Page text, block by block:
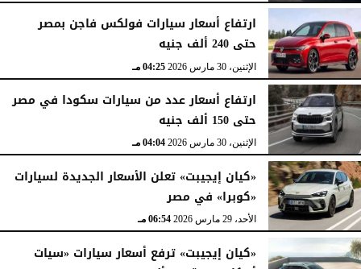
ارتفاع أسعار سيارات فولكس فاجن بمصر
حتى 240 ألف جنيه
الإثنين، 30 مارس 2026 04:25 مـ
ارتفاع أسعار عدد من سيارات سكودا في مصر
حتى 150 ألف جنيه
الإثنين، 30 مارس 2026 04:04 مـ
«كيان إيجيبت» تعلن الأسعار الجديدة لسيارات
«كوبرا» في مصر
الأحد، 29 مارس 2026 06:54 مـ
«كيان إيجيبت» ترفع أسعار سيارات «سيات